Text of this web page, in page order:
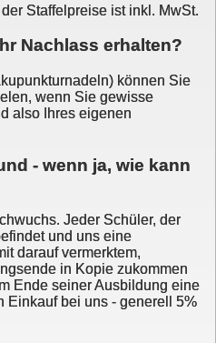
Staffelpreise ist inkl. MwSt.
Nachlass erhalten?
können Sie
wenn Sie gewisse
also Ihres eigenen
- wenn ja, wie kann
Jeder Schüler, der
und uns eine
darauf vermerktem,
in Kopie zukommen
Ende seiner Ausbildung eine
Einkauf bei uns - generell 5%